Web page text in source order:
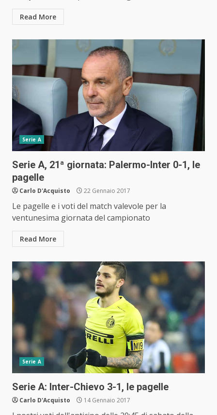
Read More
Serie A
Serie A, 21ª giornata: Palermo-Inter 0-1, le
pagelle
Carlo D'Acquisto 22 Gennaio 2017
Le pagelle e i voti del match valevole per la
ventunesima giornata del campionato
Read More
Serie A
Serie A: Inter-Chievo 3-1, le pagelle
Carlo D'Acquisto 14 Gennaio 2017